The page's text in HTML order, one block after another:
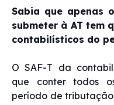
Sabia que apenas
submeter à AT tem
contabilísticos do
O SAF-T da
que conter todos
período de